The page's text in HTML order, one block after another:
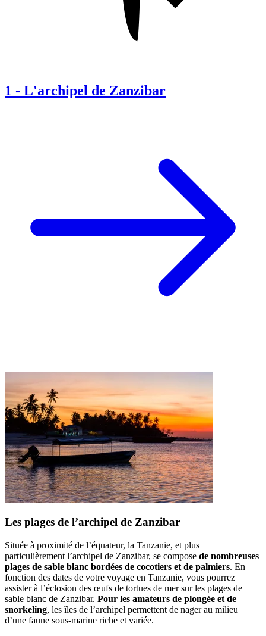
1 - L'archipel de Zanzibar
Les plages de l’archipel de Zanzibar
Située à proximité de l’équateur, la Tanzanie, et plus
particulièrement l’archipel de Zanzibar, se compose de nombreuses
plages de sable blanc bordées de cocotiers et de palmiers. En
fonction des dates de votre voyage en Tanzanie, vous pourrez
assister à l’éclosion des œufs de tortues de mer sur les plages de
sable blanc de Zanzibar. Pour les amateurs de plongée et de
snorkeling, les îles de l’archipel permettent de nager au milieu
d’une faune sous-marine riche et variée.